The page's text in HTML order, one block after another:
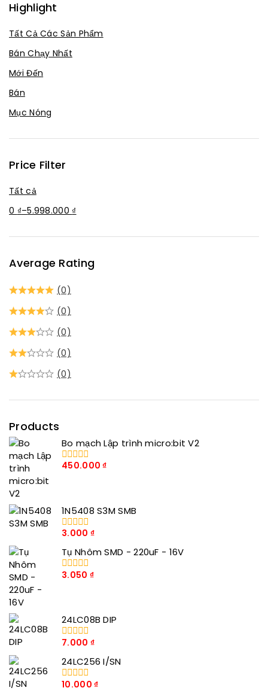
Highlight
Tất Cả Các Sản Phẩm
Bán Chạy Nhất
Mới Đến
Bán
Mục Nóng
Price Filter
Tất cả
0 ₫–5.998.000 ₫
Average Rating
(0)
(0)
(0)
(0)
(0)
Products
Bo mạch Lập trình micro:bit V2
0
450.000₫
1N5408 S3M SMB
0
số
5
3.000 ₫
Tụ Nhôm SMD - 220uF - 16V
0
3.050 ₫
24LC08B DIP
0
số
5
7.000 ₫
24LC256 I/SN
0
10.000₫